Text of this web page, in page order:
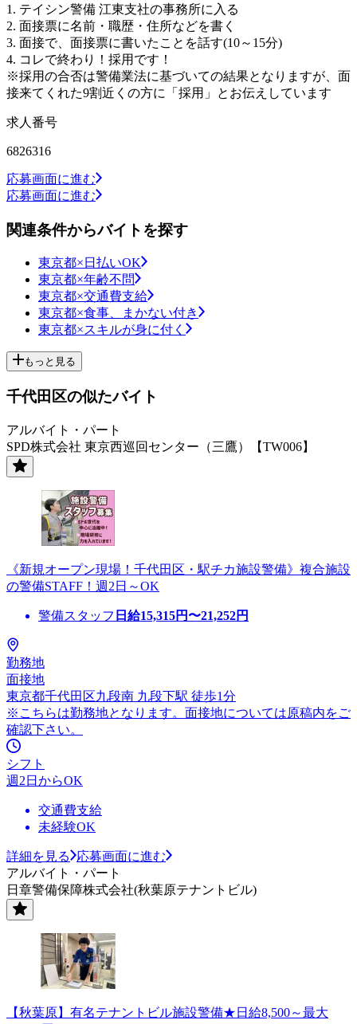
1. テイシン警備 江東支社の事務所に入る
2. 面接票に名前・職歴・住所などを書く
3. 面接で、面接票に書いたことを話す(10～15分)
4. コレで終わり！採用です！
※採用の合否は警備業法に基づいての結果となりますが、面
接来てくれた9割近くの方に「採用」とお伝えしています
求人番号
6826316
応募画面に進む
応募画面に進む
関連条件からバイトを探す
東京都×日払いOK
東京都×年齢不問
東京都×交通費支給
東京都×食事、まかない付き
東京都×スキルが身に付く
もっと見る
千代田区の似たバイト
アルバイト・パート
SPD株式会社 東京西巡回センター（三鷹）【TW006】
《新規オープン現場！千代田区・駅チカ施設警備》複合施設
の警備STAFF！週2日～OK
警備スタッフ 日給15,315円〜21,252円
勤務地
面接地
東京都千代田区九段南 九段下駅 徒歩1分
※こちらは勤務地となります。面接地については原稿内をご
確認下さい。
シフト
週2日からOK
交通費支給
未経験OK
詳細を見る
応募画面に進む
アルバイト・パート
日章警備保障株式会社(秋葉原テナントビル)
【秋葉原】有名テナントビル施設警備★日給8,500～最大